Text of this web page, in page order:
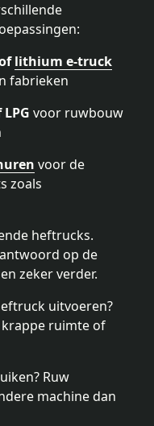
lithium e-truck
fabrieken
voor ruwbouw
voor de
zoals
heftrucks.
op de
zeker verder.
uitvoeren?
ruimte of
Ruw
machine dan